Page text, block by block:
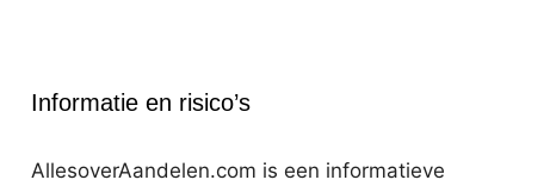
Informatie en risico’s
AllesoverAandelen.com is een informatieve